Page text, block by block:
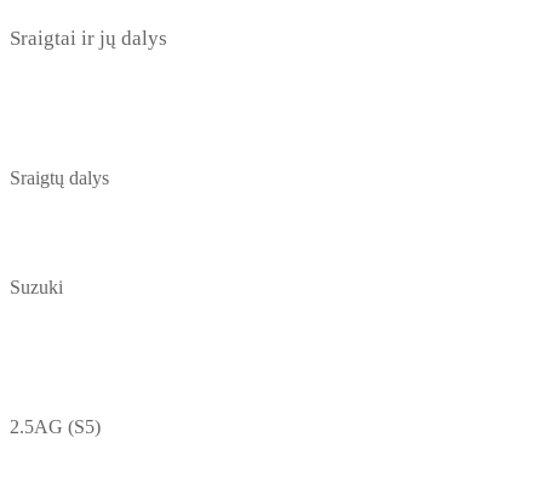
Sraigtai ir jų dalys
Sraigtų dalys
Suzuki
2.5AG (S5)